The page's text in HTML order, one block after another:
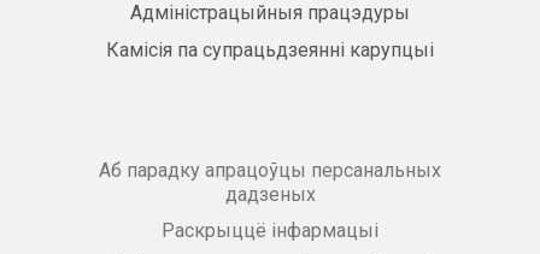
Адміністрацыйныя працэдуры
Камісія па супрацьдзеянні карупцыі
Аб парадку апрацоўцы персанальных
дадзеных
Раскрыццё інфармацыі